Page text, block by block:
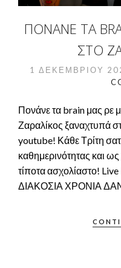
ΠΟΝΆΝΕ ΤΑ
ΣΤΟ
1 ΔΕΚΕΜΒΡΊΟΥ
Πονάνε τα brain μας ρε
Ζαραλίκος ξαναχτυπά
youtube! Κάθε Τρίτη
καθημερινότητας και
τίποτα ασχολίαστο!
ΔΙΑΚΟΣΙΑ ΧΡΟΝΙΑ